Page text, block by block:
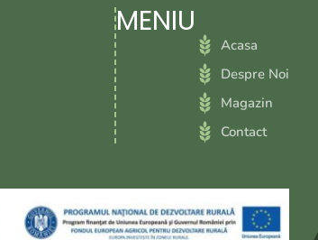
MENIU
Acasa
Despre Noi
Magazin
Contact